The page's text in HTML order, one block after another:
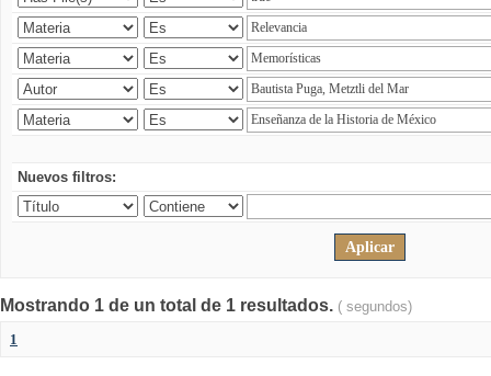
Nuevos filtros:
Mostrando 1 de un total de 1 resultados. ( segundos)
1